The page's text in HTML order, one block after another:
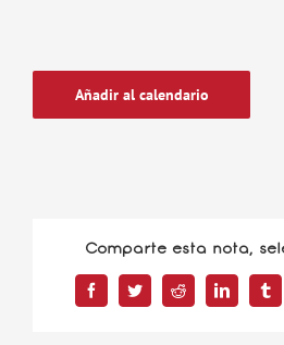
Añadir al calendario
Comparte esta nota,
FacebookTwitterReddit LinkedIn